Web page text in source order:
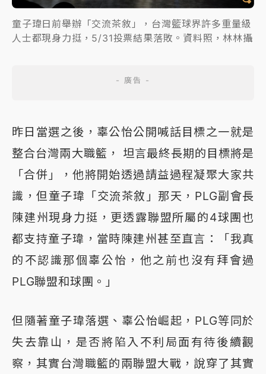
童子瑋日前舉辦「交流茶敘」，台灣籃球界許多重量級
人士都現身力挺，5/31投票結果落敗。資料照，林林攝
昨日當選之後，辜公怡公開喊話目標之一就是
整合台灣兩大職籃， 坦言最終長期的目標將是
「合併」，他將開始透過請益過程凝聚大家共
識，但童子瑋「交流茶敘」那天，PLG副會長
陳建州現身力挺，更透露聯盟所屬的4球團也
都支持童子瑋，當時陳建州甚至直言：「我真
的不認識那個辜公怡，他之前也沒有拜會過
PLG聯盟和球團。」
但隨著童子瑋落選、辜公怡崛起，PLG等同於
失去靠山，是否將陷入不利局面有待後續觀
察，其實台灣職籃的兩聯盟大戰，說穿了其實